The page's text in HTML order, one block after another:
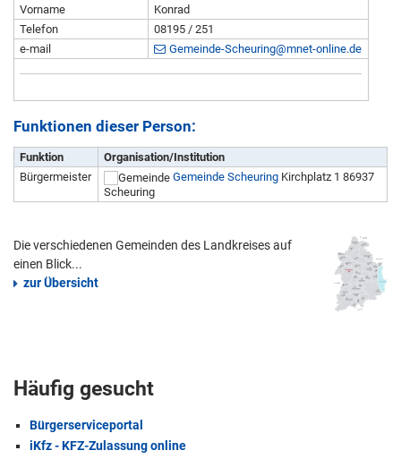
Vorname
Konrad
Telefon
08195 / 251
e-mail
Gemeinde-Scheuring@mnet-online.de
Funktionen dieser Person:
Funktion
Organisation/Institution
Bürgermeister
Gemeinde Scheuring Kirchplatz 1 86937
Scheuring
Die verschiedenen Gemeinden des Landkreises auf
einen Blick...
zur Übersicht
Häufig gesucht
Bürgerserviceportal
iKfz - KFZ-Zulassung online